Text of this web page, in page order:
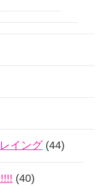
イング(44)
(40)